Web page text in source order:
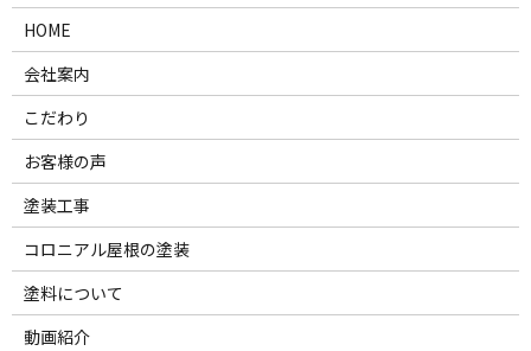
HOME
会社案内
こだわり
お客様の声
塗装工事
コロニアル屋根の塗装
塗料について
動画紹介